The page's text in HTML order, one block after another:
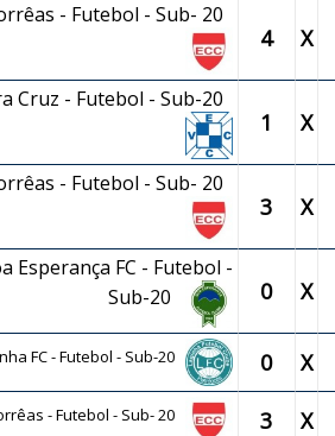
- Futebol - Sub- 20
4 X
Cruz - Futebol - Sub-20
1 X
- Futebol - Sub- 20
3 X
Esperança FC - Futebol -
Sub-20
0 X
FC - Futebol - Sub-20 0 X
- Futebol - Sub- 20 3 X